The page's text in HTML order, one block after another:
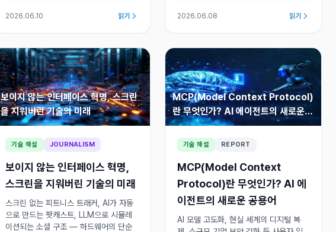
드라인은 미래를, 현실은 현재를 가리킨
2026.06.10 읽기
의 공통 화두였다.
2026.06.08 읽기
보이지 않는 인터페이스 혁명, 스크린
을 지워버린 기술의 미래
기술 해설 JOURNALISM
보이지 않는 인터페이스 혁명,
스크린을 지워버린 기술의 미래
스크린 없는 피트니스 트래커, AI가 자동
으로 만드는 팟캐스트, LLM으로 시뮬레
이션되는 소셜 구조 — 하드웨어의 단순
MCP(Model Context Protocol)
란 무엇인가? AI 에이전트의 새로운
공용어
기술 해설 REPORT
MCP(Model Context
Protocol)란 무엇인가? AI 에
이전트의 새로운 공용어
AI 모델 고도화, 현실 세계의 디지털 복